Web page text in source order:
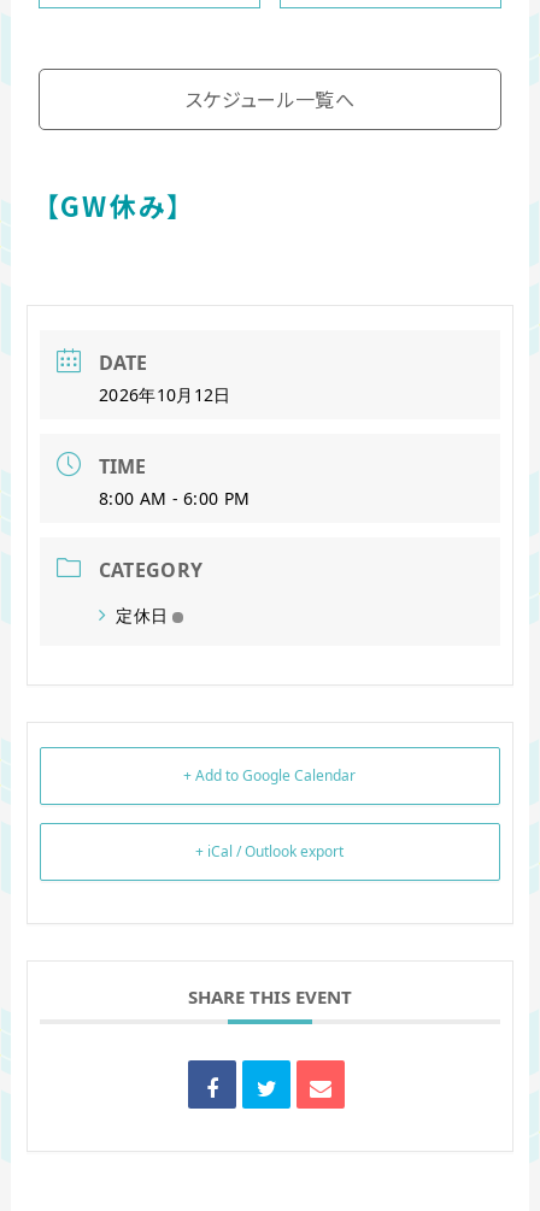
スケジュール一覧へ
【GW休み】
DATE
2026年10月12日
TIME
8:00 AM - 6:00 PM
CATEGORY
定休日
+ Add to Google Calendar
+ iCal / Outlook export
SHARE THIS EVENT